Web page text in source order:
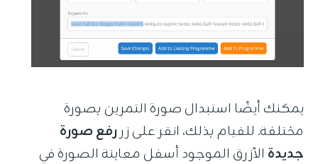
يمكنك أيضًا استبدال صورة التمرين بصورة
مختلفة. للقيام بذلك، انقر على زررفع صورة
جديدة الأزرق الموجود أسفل معاينة الصورة في